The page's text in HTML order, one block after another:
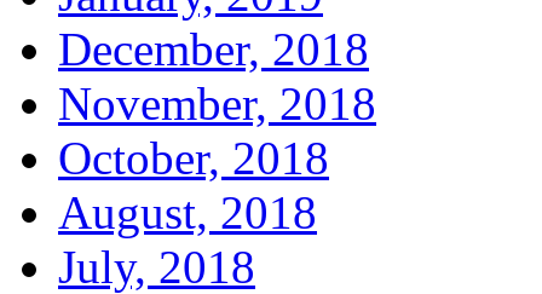
December, 2018
November, 2018
October, 2018
August, 2018
July, 2018